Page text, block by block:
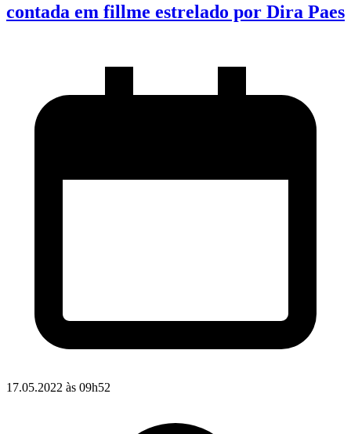
contada em fillme estrelado por Dira Paes
17.05.2022 às 09h52